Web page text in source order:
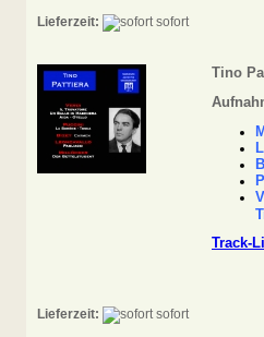
Lieferzeit: sofort
Tino
Track-
Lieferzeit: sofort